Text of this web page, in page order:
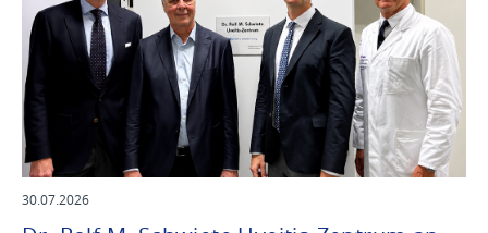
30.07.2026